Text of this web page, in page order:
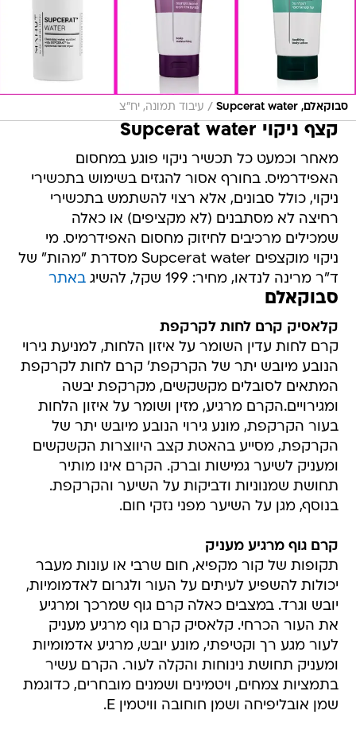
סבוקאלם, Supcerat water / עיבוד תמונה, יח"צ
קצף ניקוי Supcerat water
מאחר וכמעט כל תכשיר ניקוי פוגע במחסום
האפידרמיס. בחורף אסור להגזים בשימוש בתכשירי
ניקוי, כולל סבונים, אלא רצוי להשתמש בתכשירי
רחיצה לא מסתבנים (לא מקציפים) או כאלה
שמכילים מרכיבים לחיזוק מחסום האפידרמיס. מי
ניקוי מוקצפים Supcerat water מסדרת "מהות" של
ד"ר מרינה לנדאו, מחיר: 199 שקל, להשיג
באתר
סבוקאלם
קלאסיק קרם לחות לקרקפת
קרם לחות עדין השומר על איזון הלחות, למניעת גירוי
הנובע מיובש יתר של הקרקפת' קרם לחות לקרקפת
המתאים לסובלים מקשקשים, מקרקפת יבשה
ומגירויים.הקרם מרגיע, מזין ושומר על איזון הלחות
בעור הקרקפת, מונע גירוי הנובע מיובש יתר של
הקרקפת, מסייע בהאטת קצב היווצרות הקשקשים
ומעניק לשיער גמישות וברק. הקרם אינו מותיר
תחושת שמנוניות ודביקות על השיער והקרקפת.
בנוסף, מגן על השיער מפני נזקי חום.
קרם גוף מרגיע מעניק
תקופות של קור מקפיא, חום שרבי או עונות מעבר
יכולות להשפיע לעיתים על העור ולגרום לאדמומיות,
יובש וגרד. במצבים כאלה קרם גוף שמרכך ומרגיע
את העור הכרחי. קלאסיק קרם גוף מרגיע מעניק
לעור מגע רך וקטיפתי, מונע יובש, מרגיע אדמומיות
ומעניק תחושת נינוחות והקלה לעור. הקרם עשיר
בתמציות צמחים, ויטמינים ושמנים מובחרים, כדוגמת
שמן אובליפיחה ושמן חוחובה וויטמין E.